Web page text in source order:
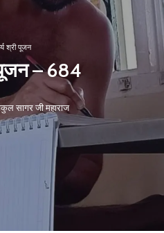
श्री पूजन
– 684
सागर जी महाराज